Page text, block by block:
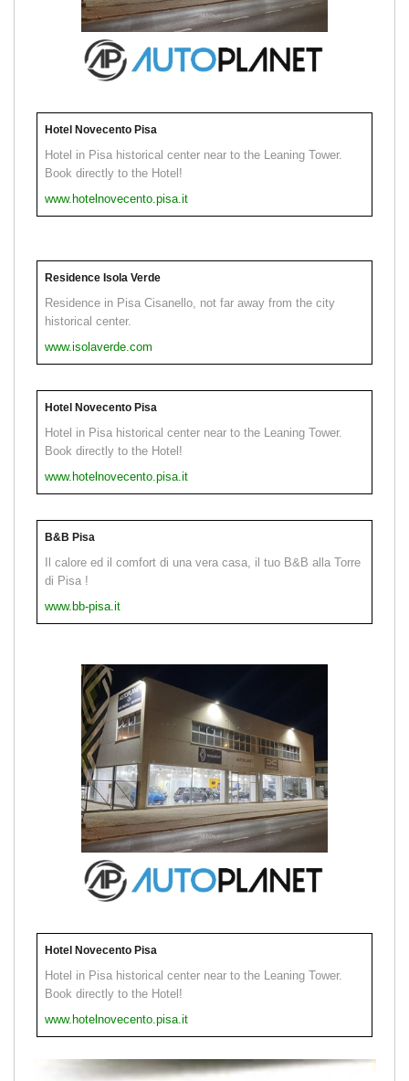
Hotel Novecento Pisa
Hotel in Pisa historical center near to the Leaning Tower.
Book directly to the Hotel!
www.hotelnovecento.pisa.it
Residence Isola Verde
Residence in Pisa Cisanello, not far away from the city
historical center.
www.isolaverde.com
Hotel Novecento Pisa
Hotel in Pisa historical center near to the Leaning Tower.
Book directly to the Hotel!
www.hotelnovecento.pisa.it
B&B Pisa
Il calore ed il comfort di una vera casa, il tuo B&B alla Torre
di Pisa !
www.bb-pisa.it
Hotel Novecento Pisa
Hotel in Pisa historical center near to the Leaning Tower.
Book directly to the Hotel!
www.hotelnovecento.pisa.it